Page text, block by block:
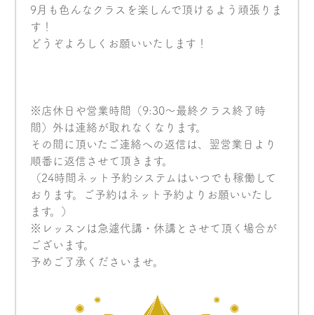
9月も色んなクラスを楽しんで頂けるよう頑張りま
す！
どうぞよろしくお願いいたします！
※店休日や営業時間（9:30〜最終クラス終了時
間）外は連絡が取れなくなります。
その間に頂いたご連絡への返信は、翌営業日より
順番に返信させて頂きます。
（24時間ネット予約システムはいつでも稼働して
おります。ご予約はネット予約よりお願いいたし
ます。）
※レッスンは急遽代講・休講とさせて頂く場合が
ございます。
予めご了承くださいませ。